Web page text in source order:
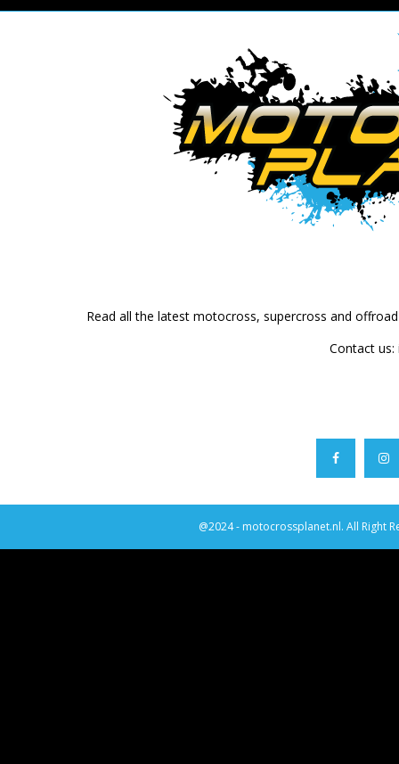
Read all the latest motocross, supercross and
Contact us:
@2024 - motocrossplanet.nl. All Right